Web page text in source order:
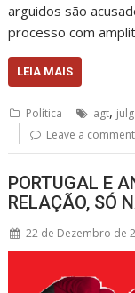
arguidos são
processo com
LEIA MAIS
Política agt,
Leave a comment
PORTUGAL E
RELAÇÃO, SÓ
22 de Dezembro de